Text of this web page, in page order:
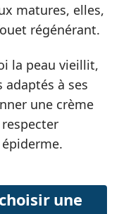
matures, elles,
régénérant.
la peau vieillit,
adaptés à ses
une crème
une